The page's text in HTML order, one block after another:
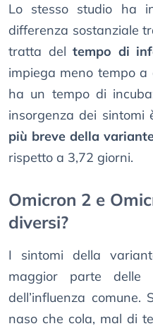
Lo stesso studio ha
differenza sostanziale
tratta deltempo di
impiega meno tempo
ha un tempo di
insorgenza dei sintomi
più breve della
rispetto a 3,72 giorni.
Omicron 2 e
diversi?
I sintomi della
maggior parte delle
dell’influenza
naso che cola, mal di